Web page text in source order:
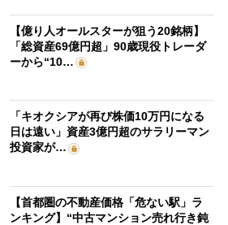
【億り人オールスターが狙う20銘柄】
「総資産69億円超」90歳現役トレーダ
ーから“10…
「キオクシアが再び株価10万円になる
日は遠い」資産3億円超のサラリーマン
投資家が…
【首都圏の不動産価格「危ない駅」ラ
ンキング】“中古マンション売れ行き鈍